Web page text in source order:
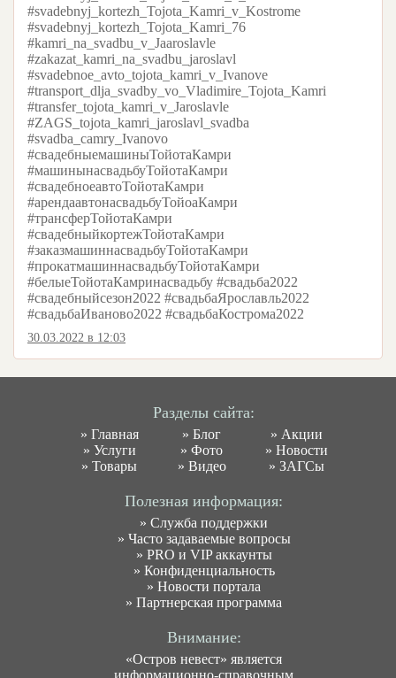
#svadebnyj_kortezh_Tojota_Kamri_v_Kostrome
#svadebnyj_kortezh_Tojota_Kamri_76
#kamri_na_svadbu_v_Jaaroslavle
#zakazat_kamri_na_svadbu_jaroslavl
#svadebnoe_avto_tojota_kamri_v_Ivanove
#transport_dlja_svadby_vo_Vladimire_Tojota_Kamri
#transfer_tojota_kamri_v_Jaroslavle
#ZAGS_tojota_kamri_jaroslavl_svadba
#svadba_camry_Ivanovo
#свадебныемашиныТойотаКамри
#машинынасвадьбуТойотаКамри
#свадебноеавтоТойотаКамри
#арендаавтонасвадьбуТойоаКамри
#трансферТойотаКамри
#свадебныйкортежТойотаКамри
#заказмашиннасвадьбуТойотаКамри
#прокатмашиннасвадьбуТойотаКамри
#белыеТойотаКамринасвадьбу #свадьба2022
#свадебныйсезон2022 #свадьбаЯрославль2022
#свадьбаИваново2022 #свадьбаКострома2022
30.03.2022 в 12:03
Разделы сайта:
» Главная
» Услуги
»Товары
»Блог
»Фото
» Видео
» Акции
» Новости
» ЗАГСы
Полезная информация:
»Служба поддержки
» Часто задаваемые вопросы
» PRO и VIP аккаунты
» Конфиденциальность
»Новости портала
»Партнерская программа
Внимание:
«Остров невест» является
информационно-справочным